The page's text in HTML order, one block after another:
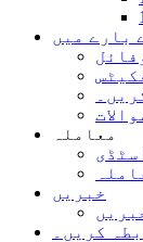
بارے میں
معاملہ
خبریں
کریں۔